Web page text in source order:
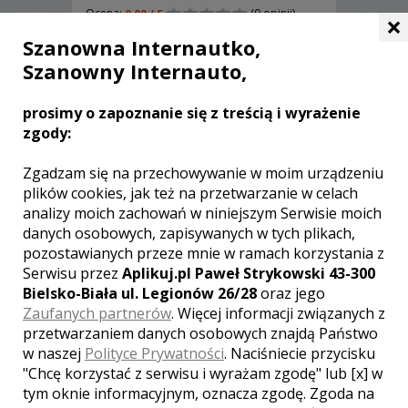
Ocena:0,00 / 5
(0 opinii)
Chcąc wyjść na przeciw Państwa
oczekiwaniom, zapewniamy
zamówień oraz ambitne podejście do
3900zł.
Zobacz więcej
×
Szanowna Internautko,
Szanowny Internauto,
prosimy o zapoznanie się z treścią i wyrażenie
zgody:
Zgadzam się na przechowywanie w moim urządzeniu
plików cookies, jak też na przetwarzanie w celach
analizy moich zachowań w niniejszym Serwisie moich
danych osobowych, zapisywanych w tych plikach,
pozostawianych przeze mnie w ramach korzystania z
Serwisu przez Aplikuj.pl Paweł Strykowski 43-300
Bielsko-Biała ul. Legionów 26/28oraz jego
Zaufanych partnerów. Więcej informacji związanych z
przetwarzaniem danych osobowych znajdą Państwo
w naszej Polityce Prywatności. Naciśniecie przycisku
"Chcę korzystać z serwisu i wyrażam zgodę" lub [x] w
tym oknie informacyjnym, oznacza zgodę. Zgoda na